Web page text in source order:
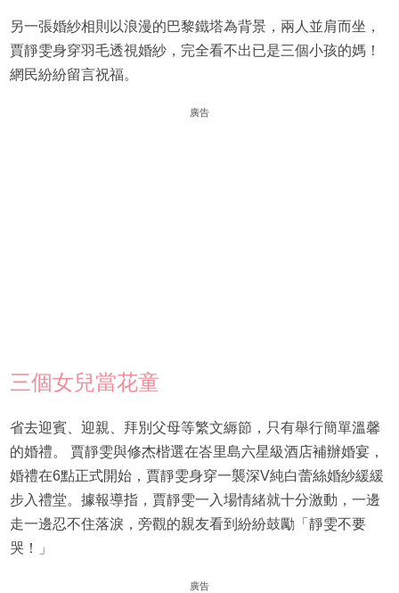
另一張婚紗相則以浪漫的巴黎鐵塔為背景，兩人並肩而坐，
賈靜雯身穿羽毛透視婚紗，完全看不出已是三個小孩的媽！
網民紛紛留言祝福。
廣告
三個女兒當花童
省去迎賓、迎親、拜別父母等繁文縟節，只有舉行簡單溫馨
的婚禮。 賈靜雯與修杰楷選在峇里島六星級酒店補辦婚宴，
婚禮在6點正式開始，賈靜雯身穿一襲深V純白蕾絲婚紗緩緩
步入禮堂。據報導指，賈靜雯一入場情緒就十分激動，一邊
走一邊忍不住落淚，旁觀的親友看到紛紛鼓勵「靜雯不要
哭！」
廣告